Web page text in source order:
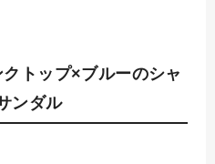
トップ×ブルーのシャ
ンダル